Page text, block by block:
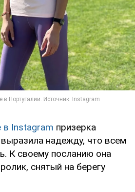
в Instagram призерка
надежду, что всем
К своему посланию она
снятый на берегу